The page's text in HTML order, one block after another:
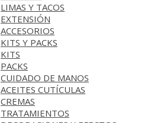
LIMAS Y TACOS
EXTENSIÓN
ACCESORIOS
KITS Y PACKS
KITS
PACKS
CUIDADO DE MANOS
ACEITES CUTÍCULAS
CREMAS
TRATAMIENTOS